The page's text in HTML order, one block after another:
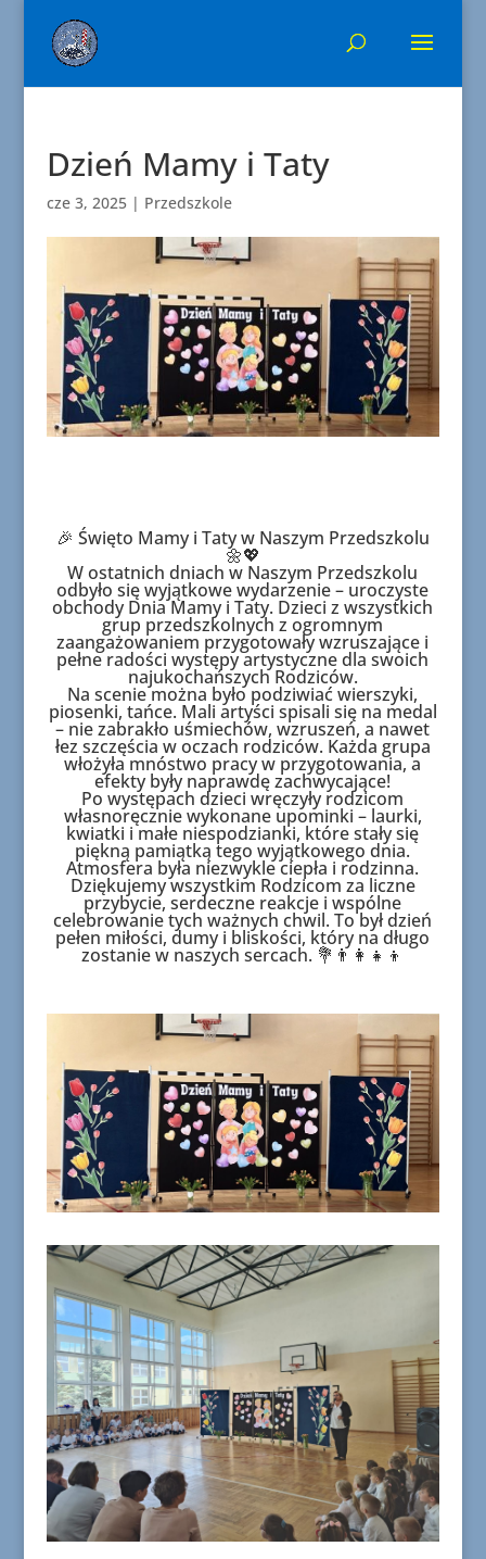
Dzień Mamy i Taty
cze 3, 2025| Przedszkole
🎉 Święto Mamy i Taty w Naszym Przedszkolu
🌼💖
W ostatnich dniach w Naszym Przedszkolu
odbyło się wyjątkowe wydarzenie – uroczyste
obchody Dnia Mamy i Taty. Dzieci z wszystkich
grup przedszkolnych z ogromnym
zaangażowaniem przygotowały wzruszające i
pełne radości występy artystyczne dla swoich
najukochańszych Rodziców.
Na scenie można było podziwiać wierszyki,
piosenki, tańce. Mali artyści spisali się na medal
– nie zabrakło uśmiechów, wzruszeń, a nawet
łez szczęścia w oczach rodziców. Każda grupa
włożyła mnóstwo pracy w przygotowania, a
efekty były naprawdę zachwycające!
Po występach dzieci wręczyły rodzicom
własnoręcznie wykonane upominki – laurki,
kwiatki i małe niespodzianki, które stały się
piękną pamiątką tego wyjątkowego dnia.
Atmosfera była niezwykle ciepła i rodzinna.
Dziękujemy wszystkim Rodzicom za liczne
przybycie, serdeczne reakcje i wspólne
celebrowanie tych ważnych chwil. To był dzień
pełen miłości, dumy i bliskości, który na długo
zostanie w naszych sercach. 💐👨‍👩‍👧‍👦